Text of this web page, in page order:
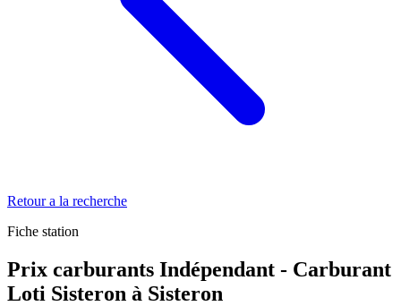
Retour a la recherche
Fiche station
Prix carburants Indépendant - Carburant
Loti Sisteron à Sisteron